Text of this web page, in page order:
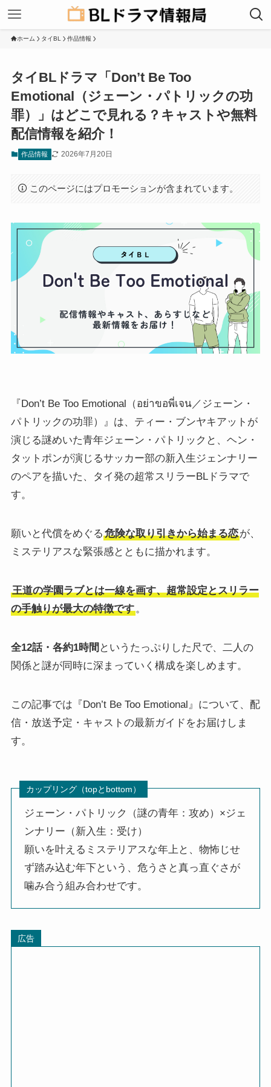
ホーム タイBL 作品情報
タイBLドラマ「Don’t Be Too
Emotional（ジェーン・パトリックの功
罪）」はどこで見れる？キャストや無料
配信情報を紹介！
作品情報 2026年7月20日
このページにはプロモーションが含まれています。
『Don’t Be Too Emotional（อย่าขอพี่เจน／ジェーン・
パトリックの功罪）』は、ティー・ブンヤキアットが
演じる謎めいた青年ジェーン・パトリックと、ヘン・
タットポンが演じるサッカー部の新入生ジェンナリー
のペアを描いた、タイ発の超常スリラーBLドラマで
す。
願いと代償をめぐる 危険な取り引きから始まる恋が、
ミステリアスな緊張感とともに描かれます。
王道の学園ラブとは一線を画す、超常設定とスリラー
の手触りが最大の特徴です。
全12話・各約1時間 というたっぷりした尺で、二人の
関係と謎が同時に深まっていく構成を楽しめます。
この記事では『Don’t Be Too Emotional』について、配
信・放送予定・キャストの最新ガイドをお届けしま
す。
カップリング（topとbottom）
ジェーン・パトリック（謎の青年：攻め）×ジェ
ンナリー（新入生：受け）
願いを叶えるミステリアスな年上と、物怖じせ
ず踏み込む年下という、危うさと真っ直ぐさが
噛み合う組み合わせです。
広告